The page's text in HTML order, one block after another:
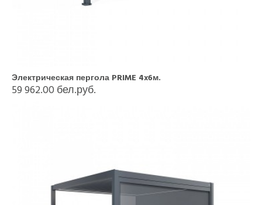
Электрическая пергола PRIME 4x6м.
59 962.00 бел.руб.